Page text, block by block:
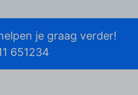
je graag verder!
651234